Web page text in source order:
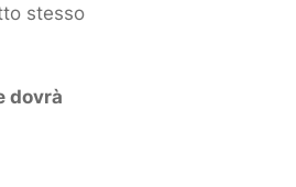
stesso
dovrà